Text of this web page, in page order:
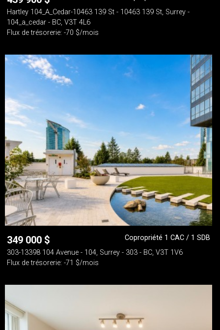
Hartley 104_A_Cedar-10463 139 St - 10463 139 St, Surrey -
104_a_cedar - BC, V3T 4L6
Flux de trésorerie: -70 $/mois
349 000 $
Copropriété 1 CAC / 1 SDB
303-13398 104 Avenue - 104, Surrey - 303 - BC, V3T 1V6
Flux de trésorerie: -71 $/mois